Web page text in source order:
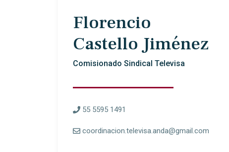
Florencio
Castello Jiménez
Comisionado Sindical Televisa
55 5595 1491
coordinacion.televisa.anda@gmail.com